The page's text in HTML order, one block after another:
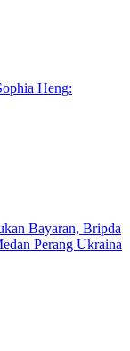
Heng:
Bayaran, Bripda
Perang Ukraina